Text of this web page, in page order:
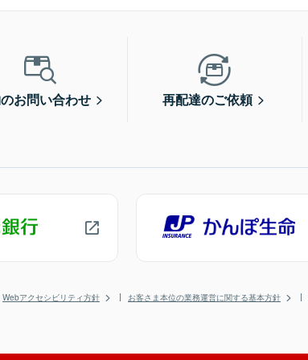
お問い合わせ 再配達のご依頼
Webアクセシビリティ方針 お客さま本位の業務運営に関する基本方針